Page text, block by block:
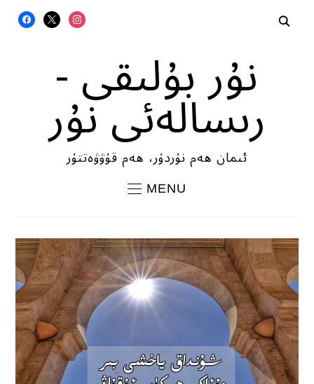
FACEBOOK
X INSTAGRAM
نۇر بۇلىقى -
رىسالەئى نۇر
ئىمان ھەم نۇردۇر، ھەم قۇۋۋەتتۇر
MENU